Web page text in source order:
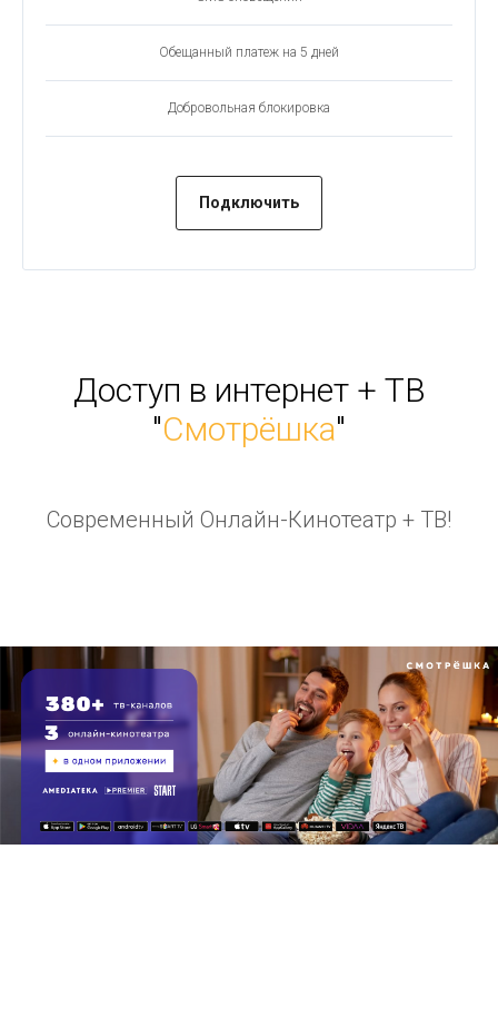
Обещанный платеж на 5 дней
Добровольная блокировка
Подключить
Доступ в интернет + ТВ
"Смотрёшка"
Современный Онлайн-Кинотеатр + ТВ!